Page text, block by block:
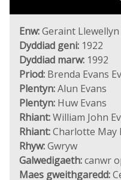
Enw:Geraint Llewellyn
Dyddiad geni: 1922
Dyddiad marw: 1992
Priod: Brenda Evans
Plentyn:Alun Evans
Plentyn: Huw Evans
Rhiant:William John
Rhiant:Charlotte May
Rhyw:Gwryw
Galwedigaeth:canwr
Maes gweithgaredd: